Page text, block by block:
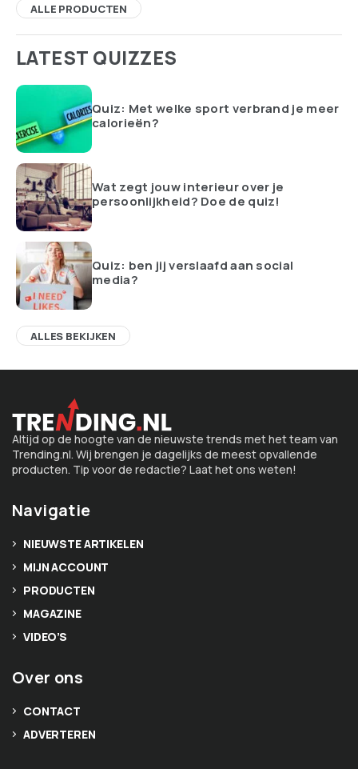
ALLE PRODUCTEN
LATEST QUIZZES
Quiz: Met welke sport verbrand je meer
calorieën?
Wat zegt jouw interieur over je
persoonlijkheid? Doe de quiz!
Quiz: ben jij verslaafd aan social
media?
ALLES BEKIJKEN
Altijd op de hoogte van de nieuwste trends met het team van
Trending.nl. Wij brengen je dagelijks de meest opvallende
producten. Tip voor de redactie? Laat het ons weten!
Navigatie
NIEUWSTE ARTIKELEN
MIJN ACCOUNT
PRODUCTEN
MAGAZINE
VIDEO’S
Over ons
CONTACT
ADVERTEREN